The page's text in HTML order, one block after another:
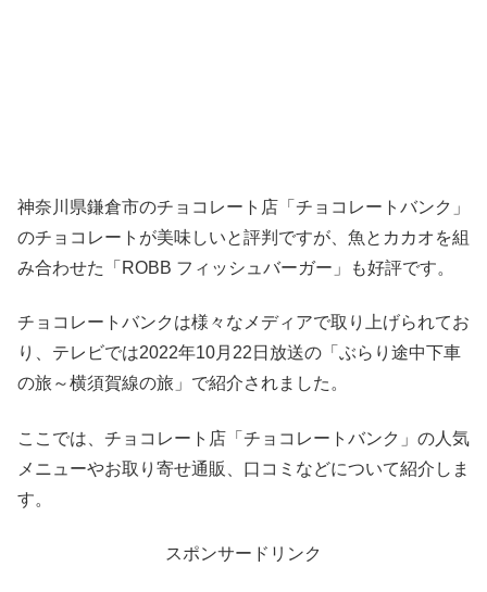
神奈川県鎌倉市のチョコレート店「チョコレートバンク」
のチョコレートが美味しいと評判ですが、魚とカカオを組
み合わせた「ROBB フィッシュバーガー」も好評です。
チョコレートバンクは様々なメディアで取り上げられてお
り、テレビでは2022年10月22日放送の「ぶらり途中下車
の旅～横須賀線の旅」で紹介されました。
ここでは、チョコレート店「チョコレートバンク」の人気
メニューやお取り寄せ通販、口コミなどについて紹介しま
す。
スポンサードリンク